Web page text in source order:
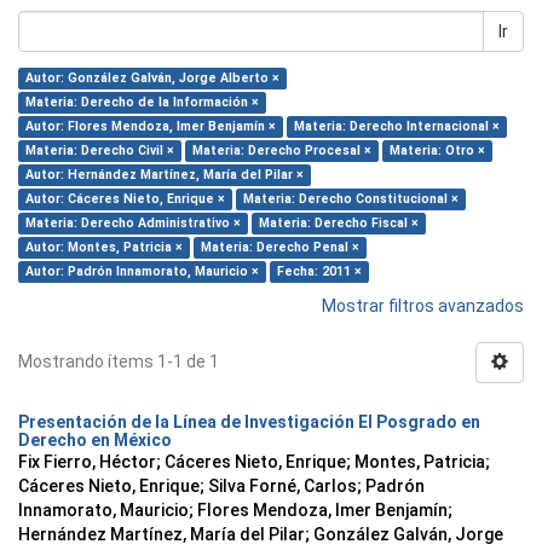
Ir
Autor: González Galván, Jorge Alberto ×
Materia: Derecho de la Información ×
Autor: Flores Mendoza, Imer Benjamín ×
Materia: Derecho Internacional ×
Materia: Derecho Civil ×
Materia: Derecho Procesal ×
Materia: Otro ×
Autor: Hernández Martínez, María del Pilar ×
Autor: Cáceres Nieto, Enrique ×
Materia: Derecho Constitucional ×
Materia: Derecho Administrativo ×
Materia: Derecho Fiscal ×
Autor: Montes, Patricia ×
Materia: Derecho Penal ×
Autor: Padrón Innamorato, Mauricio ×
Fecha: 2011 ×
Mostrar filtros avanzados
Mostrando ítems 1-1 de 1
Presentación de la Línea de Investigación El Posgrado en
Derecho en México
Fix Fierro, Héctor; Cáceres Nieto, Enrique; Montes, Patricia;
Cáceres Nieto, Enrique; Silva Forné, Carlos; Padrón
Innamorato, Mauricio; Flores Mendoza, Imer Benjamín;
Hernández Martínez, María del Pilar; González Galván, Jorge